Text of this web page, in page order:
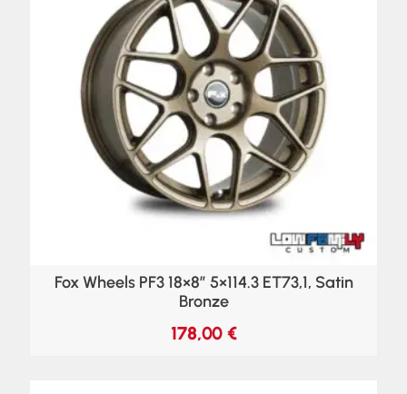
Fox Wheels PF3 18×8″ 5×114.3 ET73,1, Satin
Bronze
178,00 €